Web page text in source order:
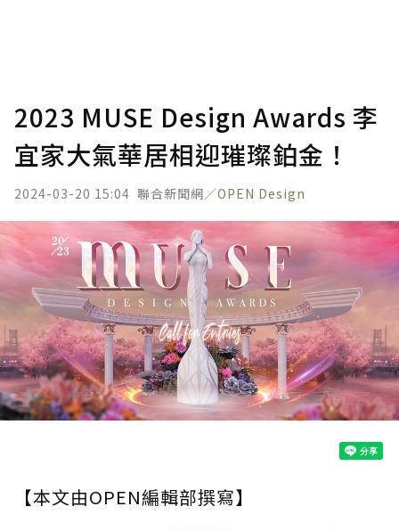
2023 MUSE Design Awards 李
宜家大氣華居相迎璀璨鉑金！
2024-03-20 15:04 聯合新聞網／OPEN Design
【本文由OPEN編輯部撰寫】